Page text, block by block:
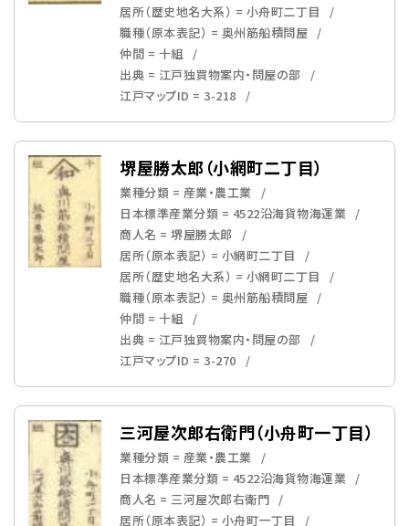
居所（歴史地名大系） = 小舟町二丁目
職種（原本表記） = 奥州筋船積問屋
仲間 = 十組
出典 = 江戸独買物案内・問屋の部
江戸マップID = 3-218
堺屋勝太郎（小網町二丁目）
業種分類 = 産業・農工業
日本標準産業分類 = 4522沿海貨物海運業
商人名 = 堺屋勝太郎
居所（原本表記） = 小網町二丁目
居所（歴史地名大系） = 小網町二丁目
職種（原本表記） = 奥州筋船積問屋
仲間 = 十組
出典 = 江戸独買物案内・問屋の部
江戸マップID = 3-270
三河屋次郎右衛門（小舟町一丁目）
業種分類 = 産業・農工業
日本標準産業分類 = 4522沿海貨物海運業
商人名 = 三河屋次郎右衛門
居所（原本表記） = 小舟町一丁目